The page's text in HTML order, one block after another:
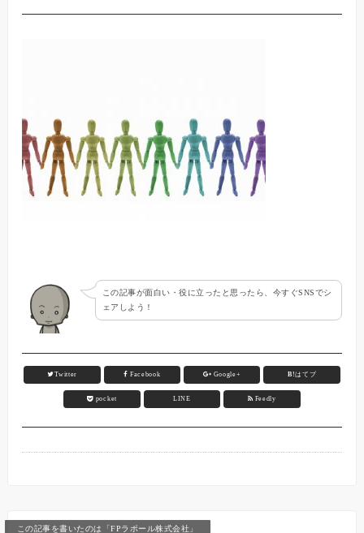
この記事が面白い・役に立ったと思ったら、今すぐSNSでシ
ェアしよう！
Twitter Facebook Google+ B!はてブ
pocket LINE Feedly
この記事を書いたのは「FPラポール株式会社」